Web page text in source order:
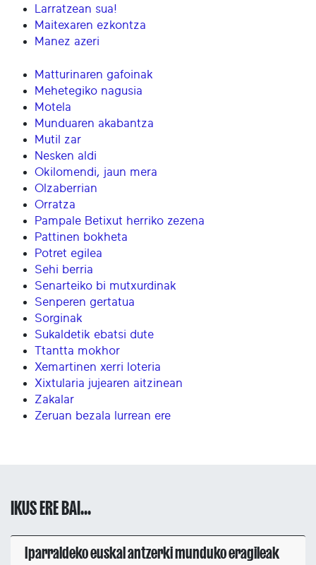
Larratzean sua!
Maitexaren ezkontza
Manez azeri
Matturinaren gafoinak
Mehetegiko nagusia
Motela
Munduaren akabantza
Mutil zar
Nesken aldi
Okilomendi, jaun mera
Olzaberrian
Orratza
Pampale Betixut herriko zezena
Pattinen bokheta
Potret egilea
Sehi berria
Senarteiko bi mutxurdinak
Senperen gertatua
Sorginak
Sukaldetik ebatsi dute
Ttantta mokhor
Xemartinen xerri loteria
Xixtularia jujearen aitzinean
Zakalar
Zeruan bezala lurrean ere
IKUS ERE BAI...
Iparraldeko euskal antzerki munduko eragileak